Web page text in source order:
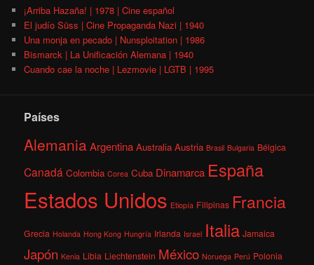
¡Arriba Hazaña! | 1978 | Cine español
El judío Süss | Cine Propaganda Nazi | 1940
Una monja en pecado | Nunsploitation | 1986
Bismarck | La Unificación Alemana | 1940
Cuando cae la noche | Lezmovie | LGTB | 1995
Países
AlemaniaArgentina Australia Austria Brasil Bulgaria Bélgica
Canadá Colombia Corea Cuba Dinamarca España
Estados Unidos Etiopía Filipinas Francia
Grecia Holanda Hong Kong Hungría Irlanda Israel Italia Jamaica
Japón Kenia Libia Liechtenstein México Noruega Perú Polonia